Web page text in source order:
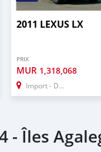
2011 LEXUS LX
PRIX
MUR 1,318,068
Import - Dubai
- Îles